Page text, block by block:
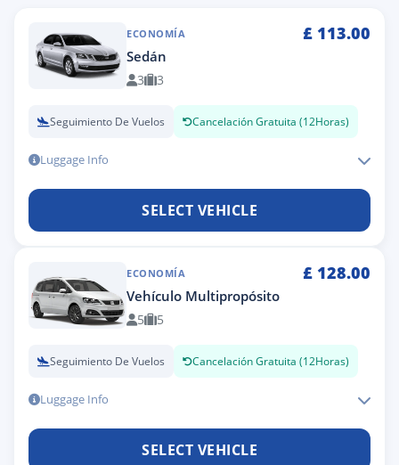
ECONOMÍA £ 113.00
Sedán
3 3
Seguimiento De Vuelos Cancelación Gratuita (12Horas)
Luggage Info
SELECT VEHICLE
ECONOMÍA £ 128.00
Vehículo Multipropósito
5 5
Seguimiento De Vuelos Cancelación Gratuita (12Horas)
Luggage Info
SELECT VEHICLE